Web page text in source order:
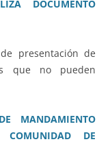
DOCUMENTO
presentación de
que no pueden
MANDAMIENTO
COMUNIDAD DE